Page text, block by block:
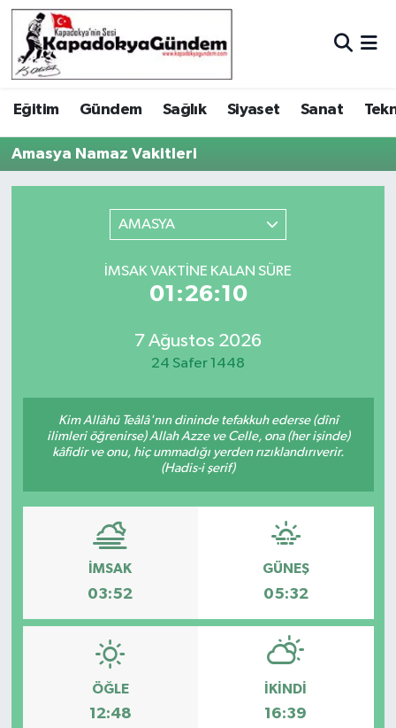
Eğitim Gündem Sağlık Siyaset Sanat
Amasya Namaz Vakitleri
AMASYA
İMSAK VAKTINE KALAN SÜRE
01:26:10
7 Ağustos 2026
24 Safer 1448
Kim Allâhü Teâlâ'nın dininde tefakkuh ederse (dînî
ilimleri öğrenirse) Allah Azze ve Celle, ona (her işinde)
kâfidir ve onu, hiç ummadığı yerden rızıklandırıverir.
(Hadis-i şerif)
İMSAK
03:52
GÜNEŞ
05:32
ÖĞLE
12:48
İKINDI
16:39
Hava Durumu
Trafik Durumu
Süper Lig Puan Durumu ve Fikstür